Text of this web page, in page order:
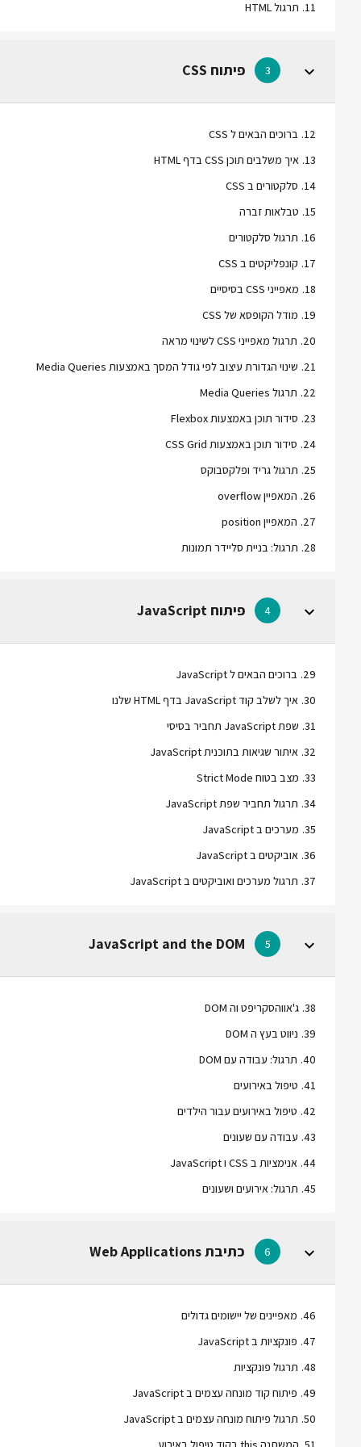
11
. תרגול HTML
3 פיתוח CSS
12
. ברוכים הבאים ל CSS
13
. איך משלבים תוכן CSS בדף HTML
14
. סלקטורים ב CSS
15
. טבלאות זברה
16
. תרגול סלקטורים
17
. קונפליקטים ב CSS
18
. מאפייני CSS בסיסיים
19
. מודל הקופסא של CSS
20
. תרגול מאפייני CSS לשינוי מראה
21
. שינוי הגדורת עיצוב לפי גודל המסך באמצעות Media Queries
22
. תרגול Media Queries
23
. סידור תוכן באמצעות Flexbox
24
. סידור תוכן באמצעות CSS Grid
25
. תרגול גריד ופלקסבוקס
26
. המאפיין overflow
27
. המאפיין position
28
. תרגול: בניית סליידר תמונות
4 פיתוח JavaScript
29
. ברוכים הבאים ל JavaScript
30
. איך לשלב קוד JavaScript בדף HTML שלנו
31
. שפת JavaScript תחביר בסיסי
32
. איתור שגיאות בתוכנית JavaScript
33
. מצב בטוח Strict Mode
34
. תרגול תחביר שפת JavaScript
35
. מערכים ב JavaScript
36
. אוביקטים ב JavaScript
37
. תרגול מערכים ואוביקטים ב JavaScript
5
JavaScript and the DOM
38
. ג'אווהסקריפט וה DOM
39
. ניווט בעץ ה DOM
40
. תרגול: עבודה עם DOM
41
. טיפול באירועים
42
. טיפול באירועים עבור הילדים
43
. עבודה עם שעונים
44
. אנימציות ב CSS ו JavaScript
45
. תרגול: אירועים ושעונים
6 כתיבת Web Applications
46
. מאפיינים של יישומים גדולים
47
. פונקציות ב JavaScript
48
. תרגול פונקציות
49
. פיתוח קוד מונחה עצמים ב JavaScript
50
. תרגול פיתוח מונחה עצמים ב JavaScript